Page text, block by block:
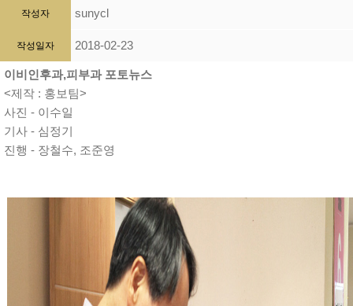
작성자 sunycl
작성일자 2018-02-23
이비인후과,피부과 포토뉴스
<제작 : 홍보팀>
사진 - 이수일
기사 - 심정기
진행 - 장철수, 조준영